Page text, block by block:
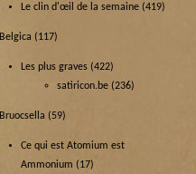
Le clin d'œil de la semaine (419)
Belgica (117)
Les plus graves (422)
satiricon.be (236)
Bruocsella (59)
Ce qui est Atomium est
Ammonium (17)